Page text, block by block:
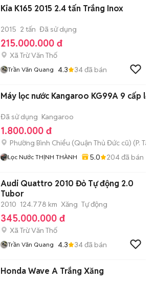
Kia K165 2015 2.4 tấn Trắng Inox
2015 2 tấn Đã sử dụng
215.000.000 đ
Xã Trừ Văn Thố
Trần Văn Quang 4.3 34đã bán
Máy lọc nước Kangaroo KG99A 9 cấp
Đã sử dụng Kangaroo
1.800.000 đ
Phường Bình Chiểu (Quận Thủ Đức cũ) (P.
Lọc Nước THỊNH THÀNH 5.0 204đã bán
Audi Quattro 2010 Đỏ Tự động 2.0
Tubor
2010 124.778 km Xăng Tự động
345.000.000 đ
Xã Trừ Văn Thố
Trần Văn Quang 4.3 34đã bán
Honda Wave A Trắng Xăng